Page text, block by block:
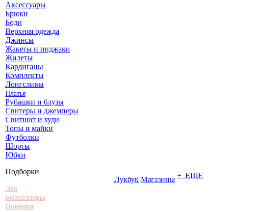
Аксессуары
Брюки
Боди
Верхняя одежда
Джинсы
Жакеты и пиджаки
Жилеты
Кардиганы
Комплекты
Лонгсливы
Платья
Рубашки и блузы
Свитеры и джемперы
Свитшот и худи
Топы и майки
Футболки
Шорты
Юбки
Подборки
Лён
Бестселлеры
Новинки
Лукбук Магазины + ЕЩЕ